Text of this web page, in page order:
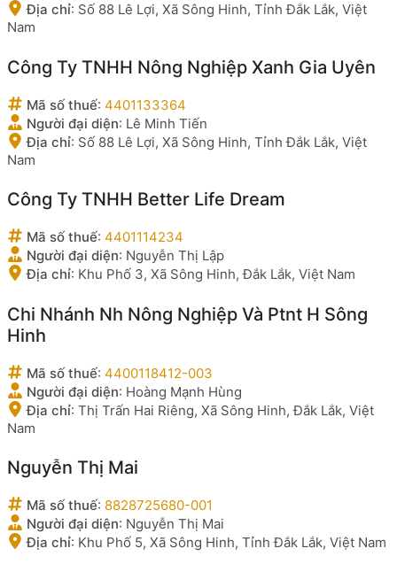
Địa chỉ: Số 88 Lê Lợi, Xã Sông Hinh, Tỉnh Đắk Lắk, Việt
Nam
Công Ty TNHH Nông Nghiệp Xanh Gia Uyên
Mã số thuế: 4401133364
Người đại diện: Lê Minh Tiến
Địa chỉ: Số 88 Lê Lợi, Xã Sông Hinh, Tỉnh Đắk Lắk, Việt
Nam
Công Ty TNHH Better Life Dream
Mã số thuế: 4401114234
Người đại diện: Nguyễn Thị Lập
Địa chỉ: Khu Phố 3, Xã Sông Hinh, Đắk Lắk, Việt Nam
Chi Nhánh Nh Nông Nghiệp Và Ptnt H Sông
Hinh
Mã số thuế: 4400118412-003
Người đại diện: Hoàng Mạnh Hùng
Địa chỉ: Thị Trấn Hai Riêng, Xã Sông Hinh, Đắk Lắk, Việt
Nam
Nguyễn Thị Mai
Mã số thuế: 8828725680-001
Người đại diện: Nguyễn Thị Mai
Địa chỉ: Khu Phố 5, Xã Sông Hinh, Tỉnh Đắk Lắk, Việt Nam